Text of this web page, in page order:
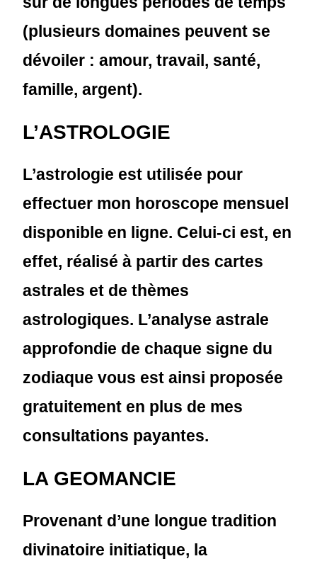
(plusieurs domaines peuvent se
dévoiler : amour, travail, santé,
famille, argent).
L’ASTROLOGIE
L’astrologie est utilisée pour
effectuer mon horoscope mensuel
disponible en ligne. Celui-ci est, en
effet, réalisé à partir des cartes
astrales et de thèmes
astrologiques. L’analyse astrale
approfondie de chaque signe du
zodiaque vous est ainsi proposée
gratuitement en plus de mes
consultations payantes.
LA GEOMANCIE
Provenant d’une longue tradition
divinatoire initiatique, la